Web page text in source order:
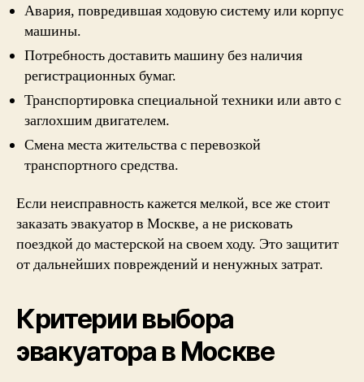
Авария, повредившая ходовую систему или корпус
машины.
Потребность доставить машину без наличия
регистрационных бумаг.
Транспортировка специальной техники или авто с
заглохшим двигателем.
Смена места жительства с перевозкой
транспортного средства.
Если неисправность кажется мелкой, все же стоит
заказать эвакуатор в Москве, а не рисковать
поездкой до мастерской на своем ходу. Это защитит
от дальнейших повреждений и ненужных затрат.
Критерии выбора
эвакуатора в Москве